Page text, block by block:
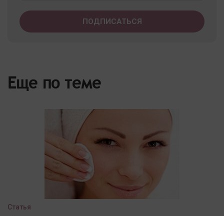
Еще по теме
Статья